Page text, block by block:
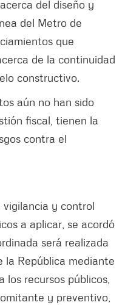
del diseño y
del Metro de
que
de la continuidad
constructivo.
aún no han sido
fiscal, tienen la
contra el
vigilancia y control
a aplicar, se acordó
será realizada
la República mediante
recursos públicos,
y preventivo,